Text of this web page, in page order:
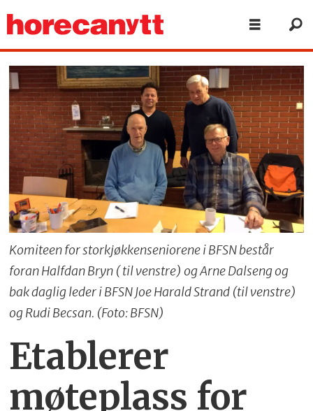
Komiteen for storkjøkkenseniorene i BFSN består
foran Halfdan Bryn ( til venstre) og Arne Dalseng og
bak daglig leder i BFSN Joe Harald Strand (til venstre)
og Rudi Becsan. (Foto: BFSN)
Etablerer
møteplass for